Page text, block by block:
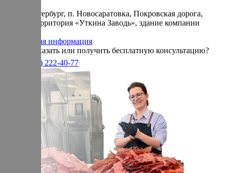
Санкт-Петербург, п. Новосаратовка, Покровская дорога,
частная территория «Уткина Заводь», здание компании
Справочная информация
Хотите заказать или получить бесплатную консультацию?
+7(905) 222-40-77